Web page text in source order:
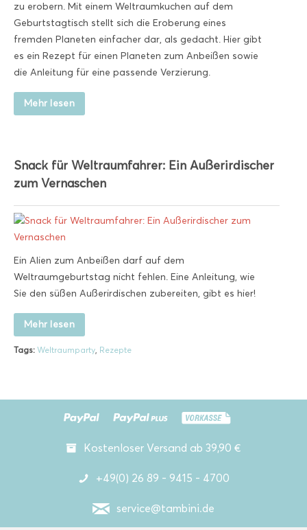
zu erobern. Mit einem Weltraumkuchen auf dem
Geburtstagtisch stellt sich die Eroberung eines
fremden Planeten einfacher dar, als gedacht. Hier gibt
es ein Rezept für einen Planeten zum Anbeißen sowie
die Anleitung für eine passende Verzierung.
Mehr lesen
Snack für Weltraumfahrer: Ein Außerirdischer
zum Vernaschen
Ein Alien zum Anbeißen darf auf dem
Weltraumgeburtstag nicht fehlen. Eine Anleitung, wie
Sie den süßen Außerirdischen zubereiten, gibt es hier!
Mehr lesen
Tags: Weltraumparty, Rezepte
Kostenloser Versand ab 39,90 €
+49(0) 26 89 - 9415 - 4700
service@tambini.de